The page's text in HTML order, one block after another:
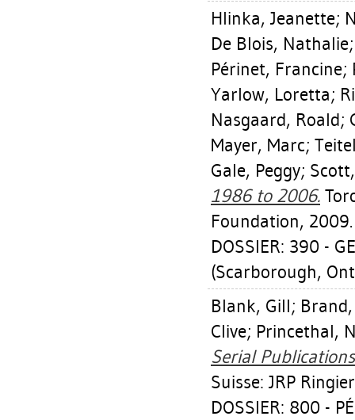
Hlinka, Jeanette;
De Blois, Nathalie
Périnet, Francine;
Yarlow, Loretta;
Nasgaard, Roald;
Mayer, Marc;
Gale, Peggy;
1986 to 2006.
Foundation, 2009.
DOSSIER: 390 -
(Scarborough,
Blank, Gill;
Clive; Princethal,
Serial
Suisse: JRP
DOSSIER: 800 -